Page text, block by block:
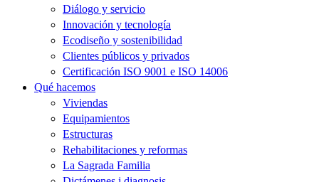
Diálogo y servicio
Innovación y tecnología
Ecodiseño y sostenibilidad
Clientes públicos y privados
Certificación ISO 9001 e ISO 14006
Qué hacemos
Viviendas
Equipamientos
Estructuras
Rehabilitaciones y reformas
La Sagrada Familia